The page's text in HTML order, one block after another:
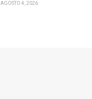
AGOSTO 4, 2026